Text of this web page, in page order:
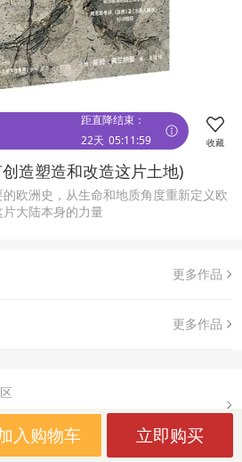
距直降结束：
22天 05:11:59 收藏
造塑造和改造这片土地)
欧洲史，从生命和地质角度重新定义欧
大陆本身的力量
更多作品
更多作品
入购物车 立即购买